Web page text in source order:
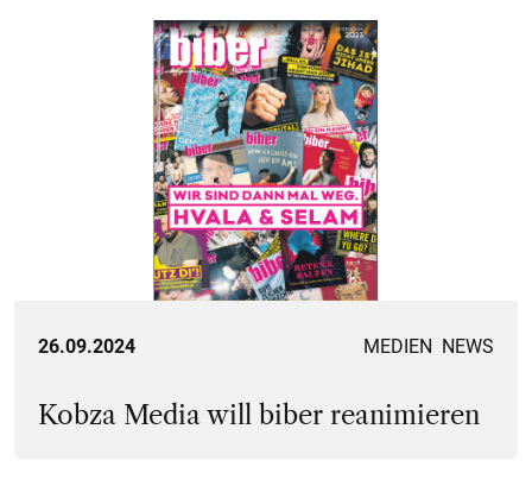
26.09.2024 MEDIEN NEWS
Kobza Media will biber reanimieren